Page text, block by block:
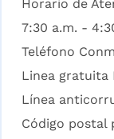
Horario de
7:30 a.m. -
Teléfono
Linea gratuita
Línea
Código postal